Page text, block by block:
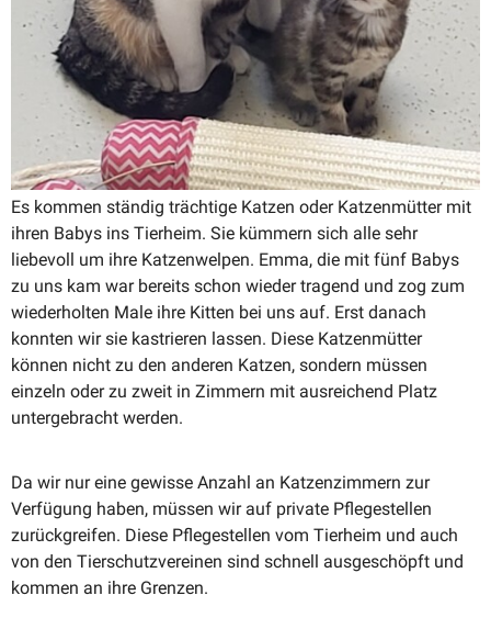
Es kommen ständig trächtige Katzen oder Katzen­mütter mit
ihren Babys ins Tierheim. Sie kümmern sich alle sehr
liebevoll um ihre Katzen­welpen. Emma, die mit fünf Babys
zu uns kam war bereits schon wieder tragend und zog zum
wieder­holten Male ihre Kitten bei uns auf. Erst danach
konnten wir sie kastrieren lassen. Diese Katzen­mütter
können nicht zu den anderen Katzen, sondern müssen
einzeln oder zu zweit in Zimmern mit ausrei­chend Platz
unter­ge­bracht werden.
Da wir nur eine gewisse Anzahl an Katzen­zimmern zur
Verfügung haben, müssen wir auf private Pflege­stellen
zurück­greifen. Diese Pflege­stellen vom Tierheim und auch
von den Tierschutz­ver­einen sind schnell ausge­schöpft und
kommen an ihre Grenzen.